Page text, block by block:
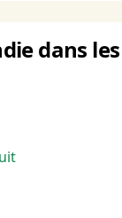
dans